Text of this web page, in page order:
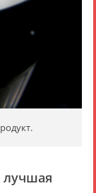
лучшая